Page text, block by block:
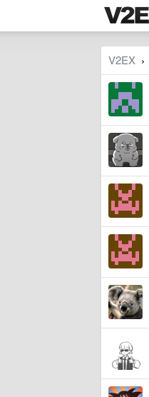
V2EX ›